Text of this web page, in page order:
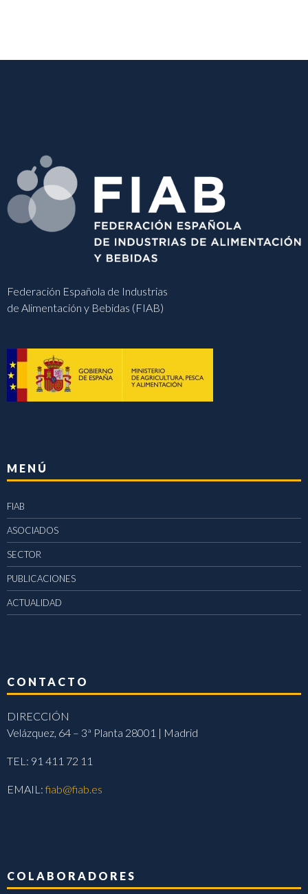
Federación Española de Industrias
de Alimentación y Bebidas (FIAB)
MENÚ
FIAB
ASOCIADOS
SECTOR
PUBLICACIONES
ACTUALIDAD
CONTACTO
DIRECCIÓN
Velázquez, 64 – 3ª Planta 28001 | Madrid
TEL: 91 411 72 11
EMAIL:fiab@fiab.es
COLABORADORES